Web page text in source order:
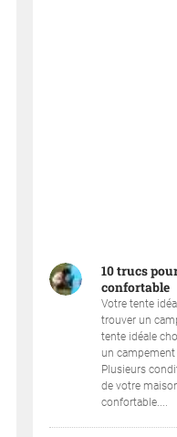
10 trucs
confortable
Votre tente
trouver un
tente idéale
un
Plusieurs
de votre
confortable....